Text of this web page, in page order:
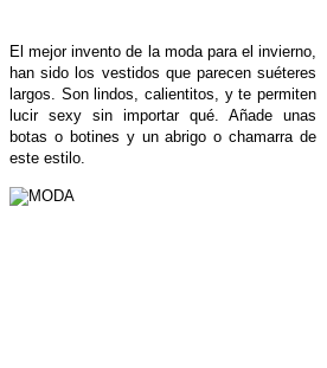
El mejor invento de la moda para el invierno,
han sido los vestidos que parecen suéteres
largos. Son lindos, calientitos, y te permiten
lucir sexy sin importar qué. Añade unas
botas o botines y un abrigo o chamarra de
este estilo.